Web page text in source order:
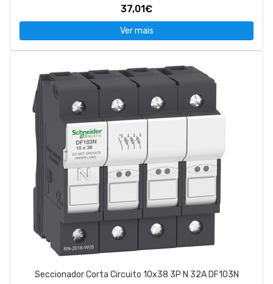
37,01€
Ver mais
Seccionador Corta Circuito 10x38 3P N 32A DF103N